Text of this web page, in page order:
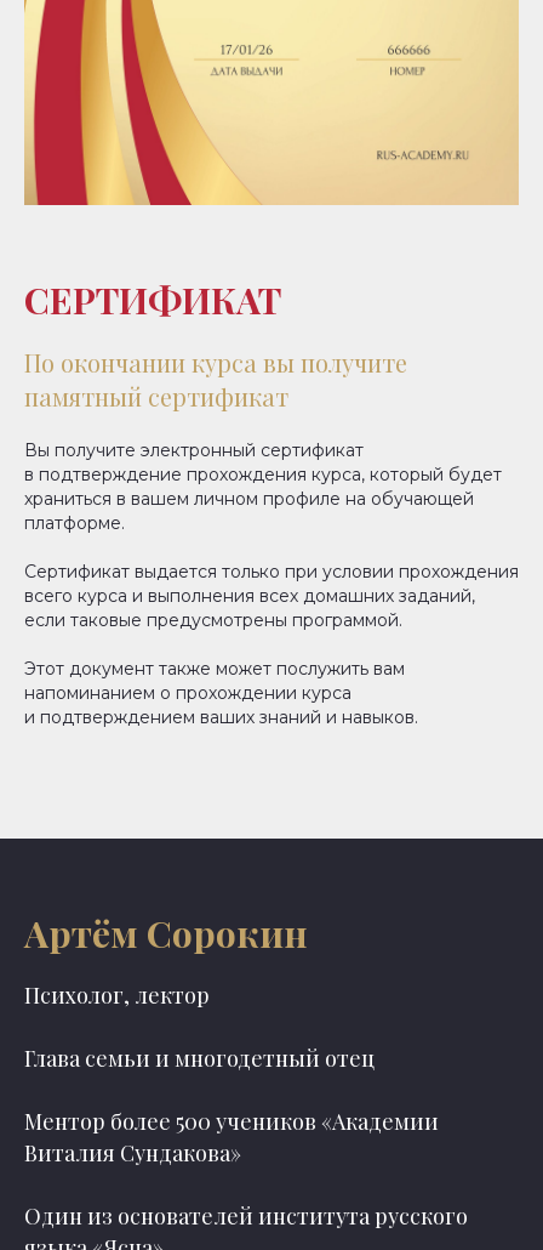
СЕРТИФИКАТ
По окончании курса вы получите
памятный сертификат
Вы получите электронный сертификат
в подтверждение прохождения курса, который будет
храниться в вашем личном профиле на обучающей
платформе.
Сертификат выдается только при условии прохождения
всего курса и выполнения всех домашних заданий,
если таковые предусмотрены программой.
Этот документ также может послужить вам
напоминанием о прохождении курса
и подтверждением ваших знаний и навыков.
Артём Сорокин
Психолог, лектор
Глава семьи и многодетный отец
Ментор более 500 учеников «Академии
Виталия Сундакова»
Один из основателей института русского